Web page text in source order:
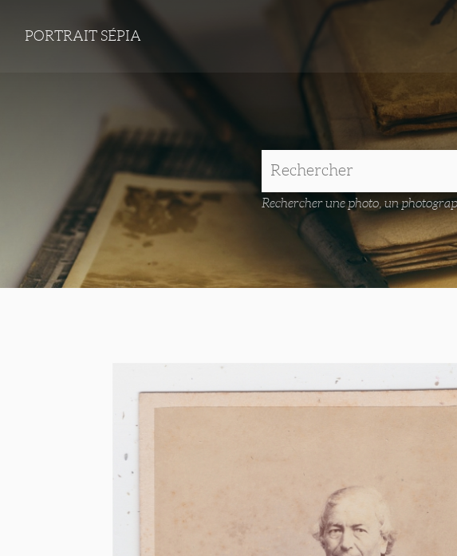
PORTRAIT SÉPIA
Rechercher une photo, un